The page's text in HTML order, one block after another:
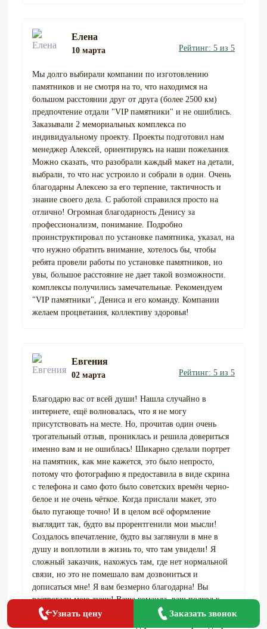
Елена
10 марта Рейтинг: 5 из 5
Мы долго выбирали компании по изготовлению
памятников и не смотря на то, что находимся на
большом расстоянии друг от друга (более 2500 км)
предпочтение отдали "VIP памятники" и не ошиблись.
Заказывали 2 мемориальных комплекса по
индивидуальному проекту. Проекты подготовил нам
менеджер Алексей, ориентируясь на наши пожелания.
Можно сказать, что разобрали каждый макет на детали,
выбрали, то что нас устроило и собрали в один. Очень
благодарны Алексею за его терпение, тактичность и
знание своего дела. С работой справился просто на
отлично! Огромная благодарность Денису за
профессионализм, понимание. Подробно
проинструктировал по установке памятника, указал, на
что нужно обратить внимание, хотелось бы, чтобы
ребята провели работы по установке памятников, но
увы, большое расстояние не дает такой возможности.
комплексы получились замечательные. Рекомендуем
"VIP памятники", Дениса и его команду. Компании
желаем процветания, коллективу здоровья!
Евгения
02 марта Рейтинг: 5 из 5
Благодарю вас от всей души! Нашла случайно в
интернете, ещё волновалась, что я не могу
присутствовать на месте. Но, прочитав один очень
трогательный отзыв, прониклась и решила довериться
именно вам и не ошиблась! Шикарно сделали портрет
на памятник, как мне кажется, это было непросто,
потому что фотографию я предоставила в виде скрина
с телефона и само фото было советских времён черно-
белое и не очень чёткое. Когда прислали макет, это
было пугающе точно! И в целом всё оформление
выглядит так, будто вы прорентгенили мои мысли!
Создалось впечатление, будто вы заглянули в мне в
душу и воплотили в жизнь то, что там увидели! Я
сложный заказчик, нахожусь там, где нет нормальной
связи, но это не помешало вам дозвониться и
дописаться мне! Я вам безмерно благодарна! Вы
растрогали мою душу! Ваша команда, ваш подход к
работе это высший пилотаж! Я всегда вас буду
Узнать цену Заказать звонок